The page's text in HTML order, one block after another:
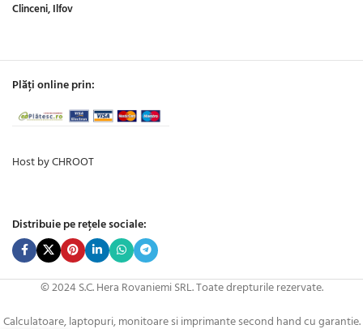
Clinceni, Ilfov
Plăți online prin:
Host by CHROOT
Distribuie pe rețele sociale:
© 2024 S.C. Hera Rovaniemi SRL. Toate drepturile rezervate.
Calculatoare, laptopuri, monitoare si imprimante second hand cu garantie.